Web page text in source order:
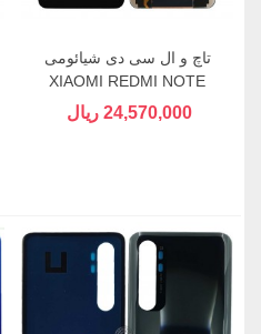
تاچ و ال سی دی شیائومی
XIAOMI REDMI NOTE
11S(5G) , M4 PRO(5G)
24,570,000 ریال